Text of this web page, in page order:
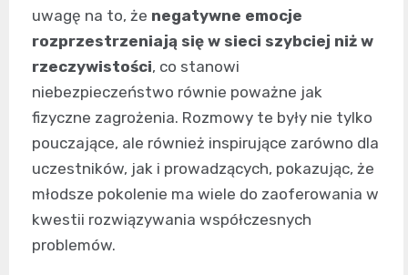
uwagę na to, że negatywne emocje
rozprzestrzeniają się w sieci szybciej niż w
rzeczywistości, co stanowi
niebezpieczeństwo równie poważne jak
fizyczne zagrożenia. Rozmowy te były nie tylko
pouczające, ale również inspirujące zarówno dla
uczestników, jak i prowadzących, pokazując, że
młodsze pokolenie ma wiele do zaoferowania w
kwestii rozwiązywania współczesnych
problemów.